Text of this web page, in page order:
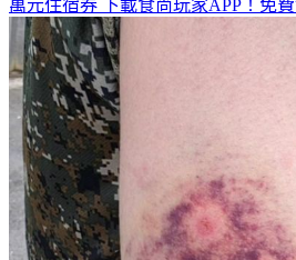
萬元住宿券下載食尚玩家APP！免